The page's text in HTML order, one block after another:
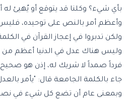
بأي شيء؟ وكلنا قد يتوقع أو يُهيئ له
وأعظم أمر بالنص على توحيده،
ولكن تدبروا في إعجاز القرآن في
وليس هناك عدل في الدنيا أعظم من
فرداً صمداً لا شريك له، إذن هو صحيح
جاء بالكلمة الجامعة قال: "يأمر
وبمعنى عام أن تضع كل شيء في